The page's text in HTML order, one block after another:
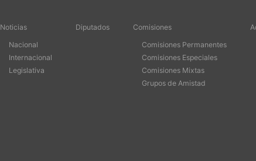
Noticias
Nacional
Internacional
Legislativa
Diputados
Comisiones
Comisiones Permanentes
Comisiones Especiales
Comisiones Mixtas
Grupos de Amistad